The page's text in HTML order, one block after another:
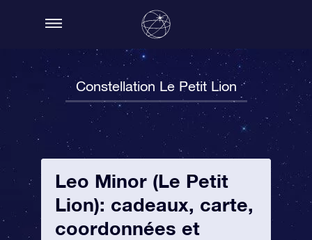
Constellation Le Petit Lion
Leo Minor (Le Petit
Lion): cadeaux, carte,
coordonnées et